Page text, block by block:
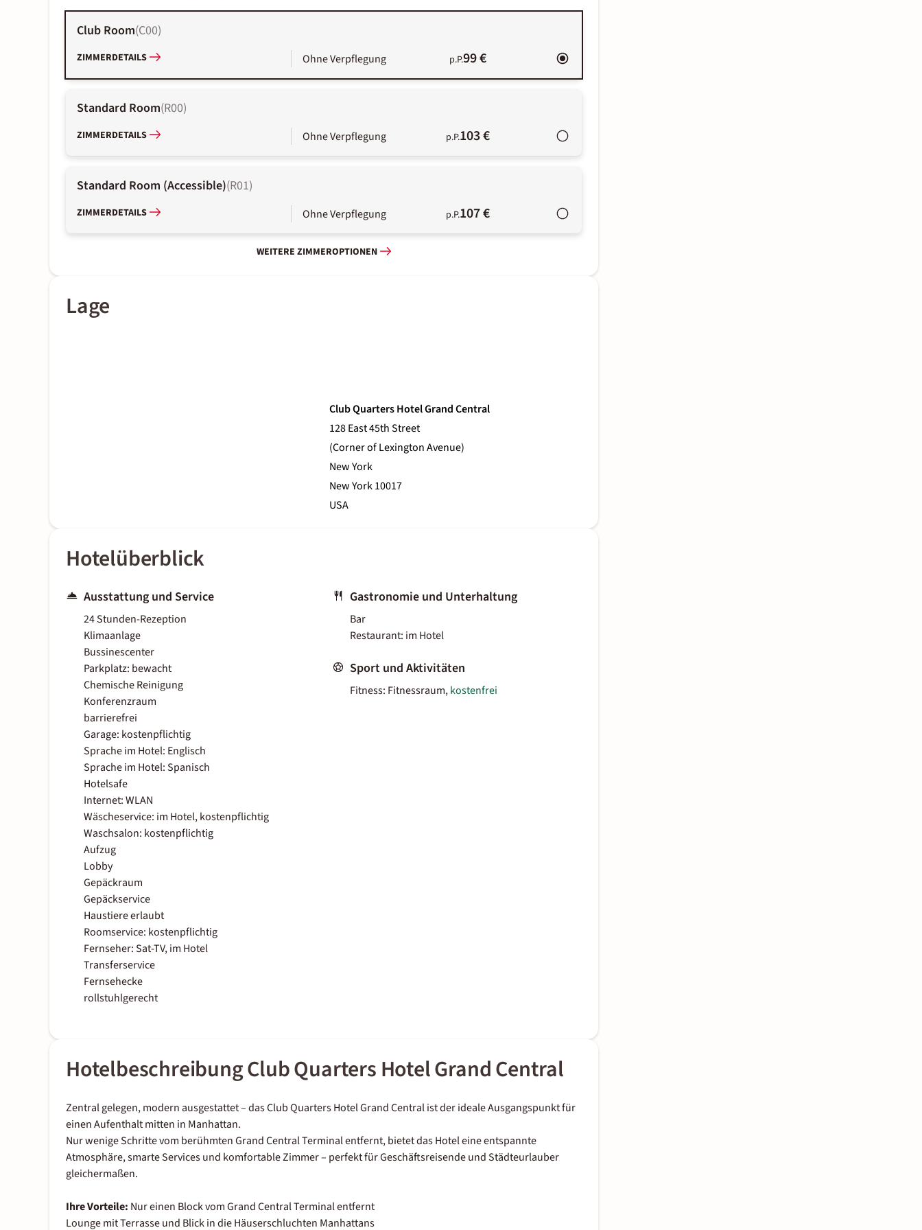
Club Room(C00)
ZIMMERDETAILS Ohne Verpflegung p.P.99 €
Standard Room(R00)
ZIMMERDETAILS Ohne Verpflegung p.P.103 €
Standard Room (Accessible)(R01)
ZIMMERDETAILS Ohne Verpflegung p.P.107 €
WEITERE ZIMMEROPTIONEN
Lage
Club Quarters Hotel Grand Central
128 East 45th Street
(Corner of Lexington Avenue)
New York
New York 10017
USA
Hotelüberblick
Ausstattung und Service
24 Stunden-Rezeption
Klimaanlage
Bussinescenter
Parkplatz: bewacht
Chemische Reinigung
Konferenzraum
barrierefrei
Garage: kostenpflichtig
Sprache im Hotel: Englisch
Sprache im Hotel: Spanisch
Hotelsafe
Internet: WLAN
Wäscheservice: im Hotel, kostenpflichtig
Waschsalon: kostenpflichtig
Aufzug
Lobby
Gepäckraum
Gepäckservice
Haustiere erlaubt
Roomservice: kostenpflichtig
Fernseher: Sat-TV, im Hotel
Transferservice
Fernsehecke
rollstuhlgerecht
Gastronomie und Unterhaltung
Bar
Restaurant: im Hotel
Sport und Aktivitäten
Fitness: Fitnessraum,kostenfrei
Hotelbeschreibung Club Quarters Hotel Grand Central
Zentral gelegen, modern ausgestattet – das Club Quarters Hotel Grand Central ist der ideale Ausgangspunkt für
einen Aufenthalt mitten in Manhattan.
Nur wenige Schritte vom berühmten Grand Central Terminal entfernt, bietet das Hotel eine entspannte
Atmosphäre, smarte Services und komfortable Zimmer – perfekt für Geschäftsreisende und Städteurlauber
gleichermaßen.
Ihre Vorteile: Nur einen Block vom Grand Central Terminal entfernt
Lounge mit Terrasse und Blick in die Häuserschluchten Manhattans